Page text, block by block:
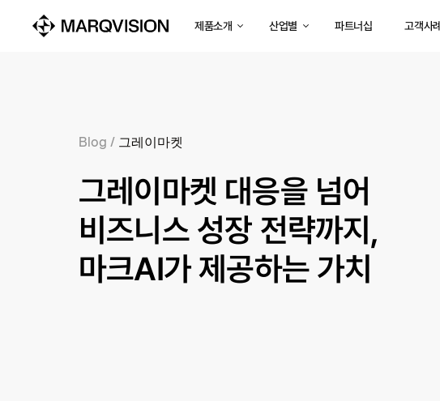
제품소개 산업별 파트너십 고객사례
Blog / 그레이마켓
그레이마켓 대응을 넘어
비즈니스 성장 전략까지,
마크AI가 제공하는 가치